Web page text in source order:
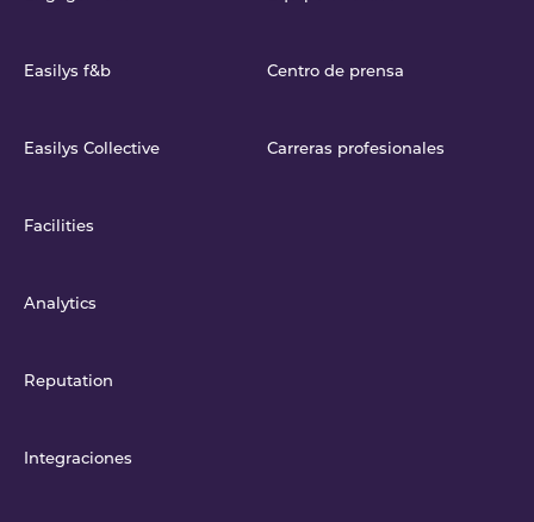
Easilys f&b
Easilys Collective
Facilities
Analytics
Reputation
Integraciones
Centro de prensa
Carreras profesionales